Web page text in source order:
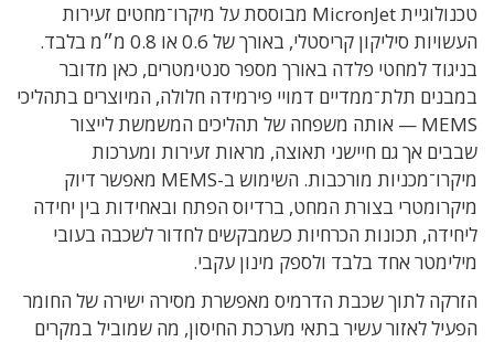
טכנולוגיית MicronJet מבוססת על מיקרו־מחטים זעירות
העשויות סיליקון קריסטלי, באורך של 0.6 או 0.8 מ״מ בלבד.
בניגוד למחטי פלדה באורך מספר סנטימטרים, כאן מדובר
במבנים תלת־ממדיים דמויי פירמידה חלולה, המיוצרים בתהליכי
MEMS — אותה משפחה של תהליכים המשמשת לייצור
שבבים אך גם חיישני תאוצה, מראות זעירות ומערכות
מיקרו־מכניות מורכבות. השימוש ב-MEMS מאפשר דיוק
מיקרומטרי בצורת המחט, ברדיוס הפתח ובאחידות בין יחידה
ליחידה, תכונות הכרחיות כשמבקשים לחדור לשכבה בעובי
מילימטר אחד בלבד ולספק מינון עקבי.
הזרקה לתוך שכבת הדרמיס מאפשרת מסירה ישירה של החומר
הפעיל לאזור עשיר בתאי מערכת החיסון, מה שמוביל במקרים